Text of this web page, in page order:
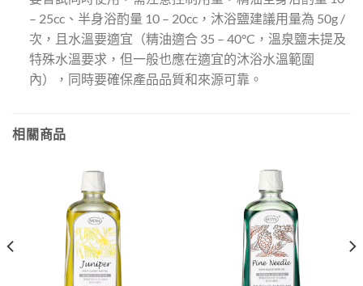
– 25cc、半身浴酌量 10 – 20cc，沐浴鹽建議用量為 50g /
次，且水溫要適宜（精油適合 35 – 40°C，溫泉鹽未提及
特殊水溫要求，但一般也應在適宜的沐浴水溫範圍
內），同時要確保產品品質和來源可靠。
相關商品